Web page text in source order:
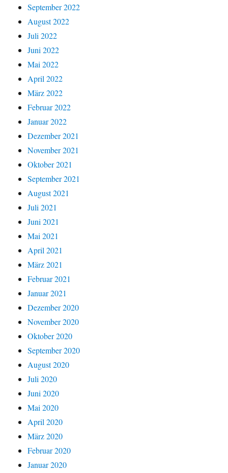
September 2022
August 2022
Juli 2022
Juni 2022
Mai 2022
April 2022
März 2022
Februar 2022
Januar 2022
Dezember 2021
November 2021
Oktober 2021
September 2021
August 2021
Juli 2021
Juni 2021
Mai 2021
April 2021
März 2021
Februar 2021
Januar 2021
Dezember 2020
November 2020
Oktober 2020
September 2020
August 2020
Juli 2020
Juni 2020
Mai 2020
April 2020
März 2020
Februar 2020
Januar 2020